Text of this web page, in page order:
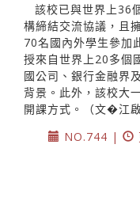
該校已與世界上36
構締結交流協議，且
70名國內外學生參加
授來自世界上20多個
國公司、銀行金融界
背景。此外，該校大
開課方式。（文�江啟
NO.744 |